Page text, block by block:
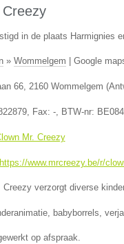
in de plaats Harmignies
» Wommelgem Google
66, 2160 Wommelgem (
, Fax: -, BTW-nr:
Mr. Creezy
https://www.mrcreezy.be/r/
Creezy verzorgt diverse
babyborrels,
op afspraak.